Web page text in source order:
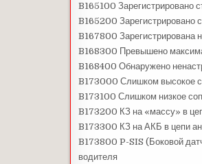
B165100 Зарегистрировано
B165200 Зарегистрировано
B167800 Зарегистрирована
B168300 Превышено
B168400 Обнаружено
B173000 Слишком высокое
B173100 Слишком низкое
B173200 КЗ на «массу» в
B173300 КЗ на АКБ в цепи
B173800 P-SIS (Боковой
водителя